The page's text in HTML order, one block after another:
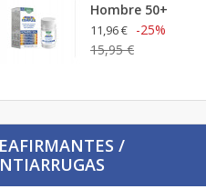
Hombre 50+
11,96 € -25%
15,95 €
/